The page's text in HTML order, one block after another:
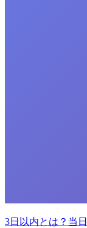
3日以内とは？当